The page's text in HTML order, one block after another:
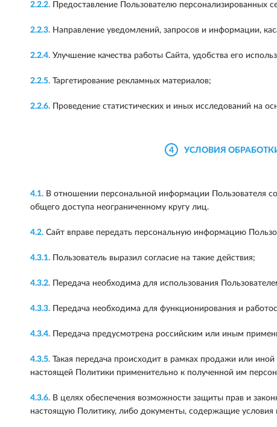
2.2.2. Предоставление Пользователю персонализированных
2.2.3. Направление уведомлений, запросов и информации,
2.2.4. Улучшение качества работы Сайта, удобства его
2.2.5. Таргетирование рекламных материалов;
2.2.6. Проведение статистических и иных исследований на
4 УСЛОВИЯ
4.1. В отношении персональной информации Пользователя
общего доступа неограниченному кругу лиц.
4.2. Сайт вправе передать персональную информацию
4.3.1. Пользователь выразил согласие на такие действия;
4.3.2. Передача необходима для использования
4.3.3. Передача необходима для функционирования и
4.3.4. Передача предусмотрена российским или иным
4.3.5. Такая передача происходит в рамках продажи или
настоящей Политики применительно к полученной им
4.3.6. В целях обеспечения возможности защиты прав и
настоящую Политику, либо документы, содержащие условия